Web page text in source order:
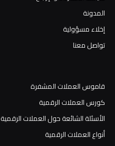
المدونة
إخلاء مسؤولية
تواصل معنا
قاموس العملات المشفرة
كورس العملات الرقمية
الأسئلة الشائعة حول العملات الرقمية
أنواع العملات الرقمية